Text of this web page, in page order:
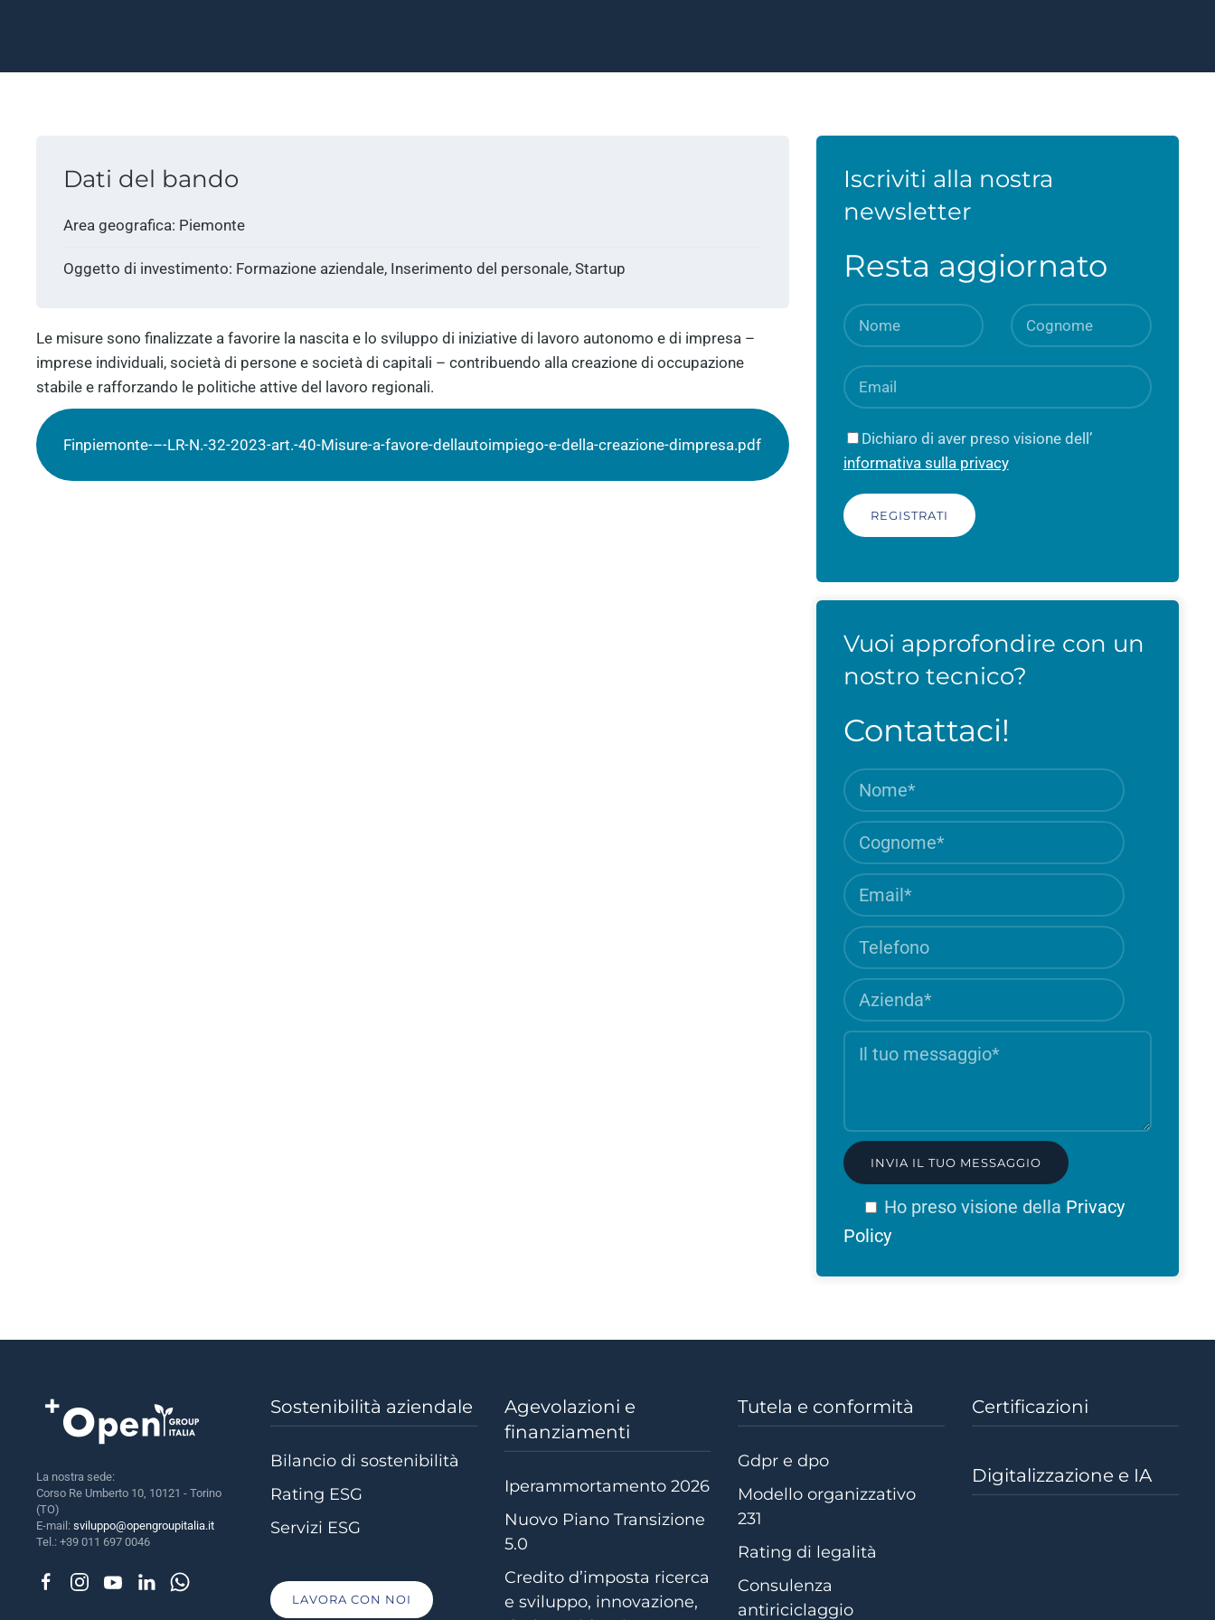
Dati del bando
Area geografica: Piemonte
Oggetto di investimento: Formazione aziendale, Inserimento del personale, Startup
Le misure sono finalizzate a favorire la nascita e lo sviluppo di iniziative di lavoro autonomo e di impresa –
imprese individuali, società di persone e società di capitali – contribuendo alla creazione di occupazione
stabile e rafforzando le politiche attive del lavoro regionali.
Finpiemonte-–-LR-N.-32-2023-art.-40-Misure-a-favore-dellautoimpiego-e-della-creazione-dimpresa.pdf
Iscriviti alla nostra
newsletter
Resta aggiornato
Dichiaro di aver preso visione dell’
informativa sulla privacy
Vuoi approfondire con un
nostro tecnico?
Contattaci!
Nome
Campo
Cognome
Campo
Email
Campo
Telefono
Azienda
Campo
Ho preso visione della Privacy
Policy(si
nuova
La nostra sede:
Corso Re Umberto 10, 10121 - Torino
(TO)
E-mail: sviluppo@opengroupitalia.it
Tel.: +39 011 697 0046
Sostenibilità aziendale
Bilancio di sostenibilità
Rating ESG
Servizi ESG
LAVORA CON NOI
Agevolazioni e
finanziamenti
Iperammortamento 2026
Nuovo Piano Transizione
5.0
Credito d’imposta ricerca
e sviluppo, innovazione,
Tutela e conformità
Gdpr e dpo
Modello organizzativo
231
Rating di legalità
Consulenza
antiriciclaggio
Certificazioni
Digitalizzazione e IA